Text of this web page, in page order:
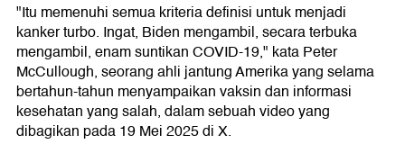
"Itu memenuhi semua kriteria definisi untuk menjadi
kanker turbo. Ingat, Biden mengambil, secara terbuka
mengambil, enam suntikan COVID-19," kata Peter
McCullough, seorang ahli jantung Amerika yang selama
bertahun-tahun menyampaikan vaksin dan informasi
kesehatan yang salah, dalam sebuah video yang
dibagikan pada 19 Mei 2025 di X.